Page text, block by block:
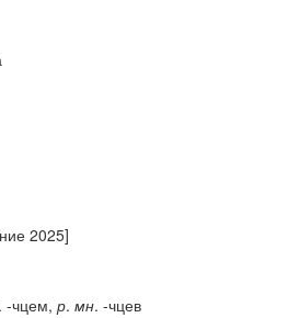
2025]
. -чцем, р. мн. -чцев